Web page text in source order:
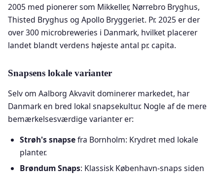
2005 med pionerer som Mikkeller, Nørrebro Bryghus,
Thisted Bryghus og Apollo Bryggeriet. Pr. 2025 er der
over 300 microbreweries i Danmark, hvilket placerer
landet blandt verdens højeste antal pr. capita.
Snapsens lokale varianter
Selv om Aalborg Akvavit dominerer markedet, har
Danmark en bred lokal snapsekultur. Nogle af de mere
bemærkelsesværdige varianter er:
Strøh's snapsefra Bornholm: Krydret med lokale
planter.
Brøndum Snaps: Klassisk København-snaps siden